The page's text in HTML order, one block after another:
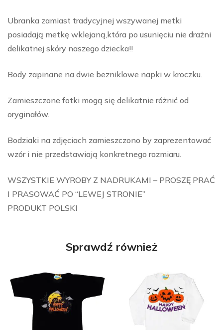
Ubranka zamiast tradycyjnej wszywanej metki
posiadają metkę wklejaną,która po usunięciu nie drażni
delikatnej skóry naszego dziecka!!
Body zapinane na dwie bezniklowe napki w kroczku.
Zamieszczone fotki mogą się delikatnie różnić od
oryginałów.
Bodziaki na zdjęciach zamieszczono by zaprezentować
wzór i nie przedstawiają konkretnego rozmiaru.
WSZYSTKIE WYROBY Z NADRUKAMI – PROSZĘ PRAĆ
I PRASOWAĆ PO “LEWEJ STRONIE”
PRODUKT POLSKI
Sprawdź również